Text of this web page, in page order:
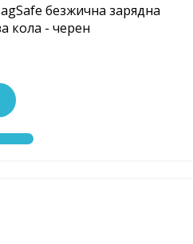
безжична зарядна
кола - черен